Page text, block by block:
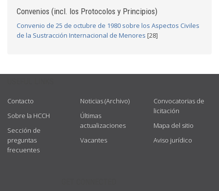
Convenios (incl. los Protocolos y Principios)
Convenio de 25 de octubre de 1980 sobre los Aspectos Civiles
de la Sustracción Internacional de Menores [28]
Contacto
Sobre la HCCH
Sección de
preguntas
frecuentes
Noticias (Archivo)
Últimas
actualizaciones
Vacantes
Convocatorias de
licitación
Mapa del sitio
Aviso jurídico